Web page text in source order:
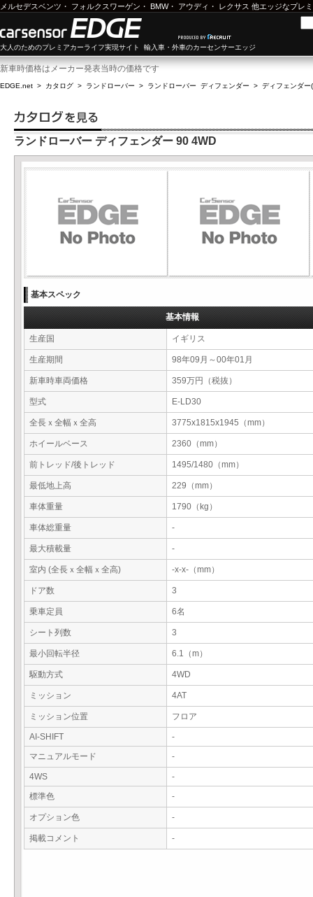
メルセデスベンツ ・ フォルクスワーゲン ・ BMW・ アウディ ・ レクサス 他エッジなプレ
大人のためのプレミアカーライフ実現サイト 輸入車・外車のカーセンサーエッジ
新車時価格はメーカー発表当時の価格です
EDGE.net > カタログ > ランドローバー > ランドローバー ディフェンダー > ディフェンダ
ランドローバー ディフェンダー 90 4WD
基本スペック
基本情報
生産国 イギリス
生産期間 98年09月～00年01月
新車時車両価格 359万円（税抜）
型式 E-LD30
全長ｘ全幅ｘ全高 3775x1815x1945（mm）
ホイールベース 2360（mm）
前トレッド/後トレッド 1495/1480（mm）
最低地上高 229（mm）
車体重量 1790（kg）
車体総重量 -
最大積載量 -
室内 (全長ｘ全幅ｘ全高) -x-x-（mm）
ドア数 3
乗車定員 6名
シート列数 3
最小回転半径 6.1（m）
駆動方式 4WD
ミッション 4AT
ミッション位置 フロア
AI-SHIFT
-
マニュアルモード
-
4WS
-
標準色
-
オプション色 -
掲載コメント -